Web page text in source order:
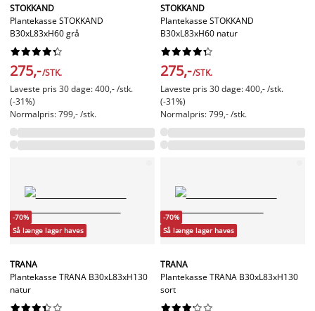
STOKKAND
Plantekasse STOKKAND
B30xL83xH60 grå






275,-/STK.
Laveste pris 30 dage: 400,- /stk.
(-31%)
Normalpris: 799,- /stk.
STOKKAND
Plantekasse STOKKAND
B30xL83xH60 natur






275,-/STK.
Laveste pris 30 dage: 400,- /stk.
(-31%)
Normalpris: 799,- /stk.
-70%
Så længe lager haves
TRANA
Plantekasse TRANA B30xL83xH130
natur






-70%
Så længe lager haves
TRANA
Plantekasse TRANA B30xL83xH130
sort





